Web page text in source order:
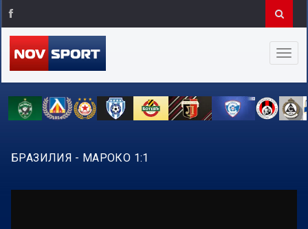
БРАЗИЛИЯ - МАРОКО 1:1